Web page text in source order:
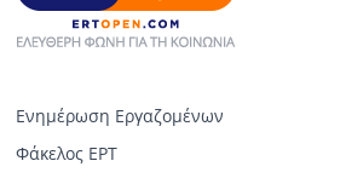
Ενημέρωση Εργαζομένων
Φάκελος ΕΡΤ